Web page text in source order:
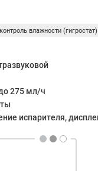
и
контроль влажности (гигростат)
275 мл/ч
испарителя,